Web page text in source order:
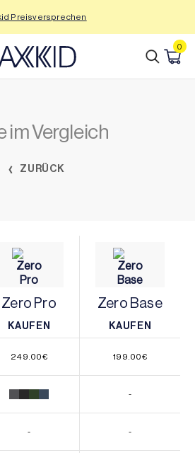
Preisversprechen
0
im Vergleich
ZURÜCK
Zero Pro
KAUFEN
KAUFEN
Zero Base
KAUFEN
KAUFEN
249.00€ 199.00€
-
- -